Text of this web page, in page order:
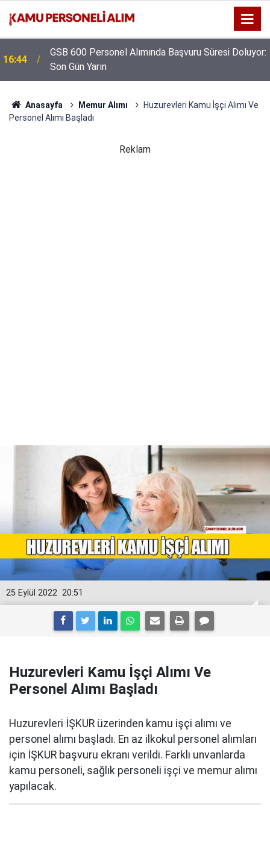
16:44
GSB 600 Personel Alımında Başvuru Süresi Doluyor:
Son Gün Yarın
Anasayfa Memur Alımı
Huzurevleri Kamu İşçi Alımı Ve
Personel Alımı Başladı
Reklam
20:51
25 Eylül 2022
Huzurevleri Kamu İşçi Alımı Ve
Personel Alımı Başladı
Huzurevleri İŞKUR üzerinden kamu işçi alımı ve
personel alımı başladı. En az ilkokul personel alımları
için İŞKUR başvuru ekranı verildi. Farklı unvanlarda
kamu personeli, sağlık personeli işçi ve memur alımı
yapılacak.